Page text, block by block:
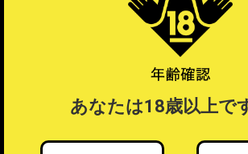
あなたは18歳以上で